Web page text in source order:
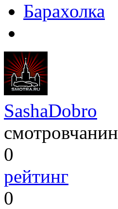
Барахолка
SashaDobro
смотровчанин
0
рейтинг
0